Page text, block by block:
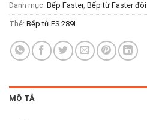
Danh mục: Bếp Faster, Bếp từ Faster đôi
Thẻ: Bếp từ FS 289I
MÔ TẢ